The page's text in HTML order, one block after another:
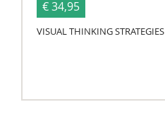
€ 34,95
VISUAL THINKING STRATEGIES